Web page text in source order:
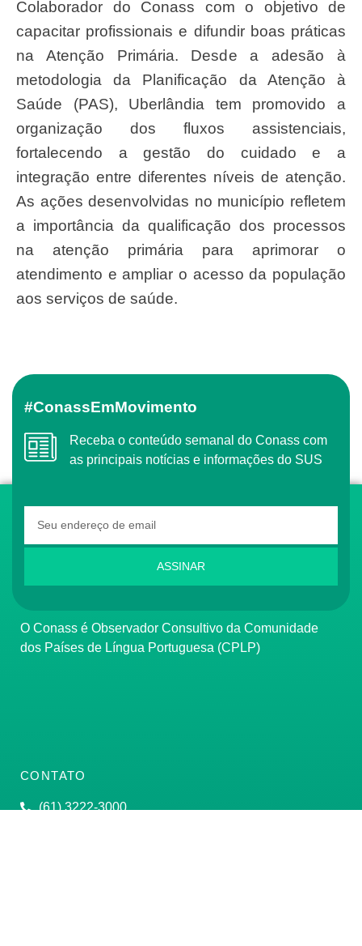
Colaborador do Conass com o objetivo de
capacitar profissionais e difundir boas práticas
na Atenção Primária. Desde a adesão à
metodologia da Planificação da Atenção à
Saúde (PAS), Uberlândia tem promovido a
organização dos fluxos assistenciais,
fortalecendo a gestão do cuidado e a
integração entre diferentes níveis de atenção.
As ações desenvolvidas no município refletem
a importância da qualificação dos processos
na atenção primária para aprimorar o
atendimento e ampliar o acesso da população
aos serviços de saúde.
#ConassEmMovimento
Receba o conteúdo semanal do Conass com
as principais notícias e informações do SUS
ASSINAR
O Conass é Observador Consultivo da Comunidade
dos Países de Língua Portuguesa (CPLP)
CONTATO
(61) 3222-3000